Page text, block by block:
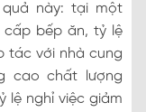
này: tại một
cấp bếp ăn, tỷ lệ
tác với nhà cung
cao chất lượng
lệ nghỉ việc giảm